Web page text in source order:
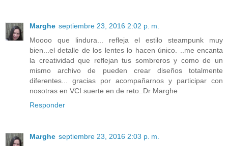
Marghe septiembre 23, 2016 2:02 p. m.
Moooo que lindura... refleja el estilo steampunk muy
bien...el detalle de los lentes lo hacen único. ..me encanta
la creatividad que reflejan tus sombreros y como de un
mismo archivo de pueden crear diseños totalmente
diferentes... gracias por acompañarnos y participar con
nosotras en VCI suerte en de reto..Dr Marghe
Responder
Marghe septiembre 23, 2016 2:03 p. m.